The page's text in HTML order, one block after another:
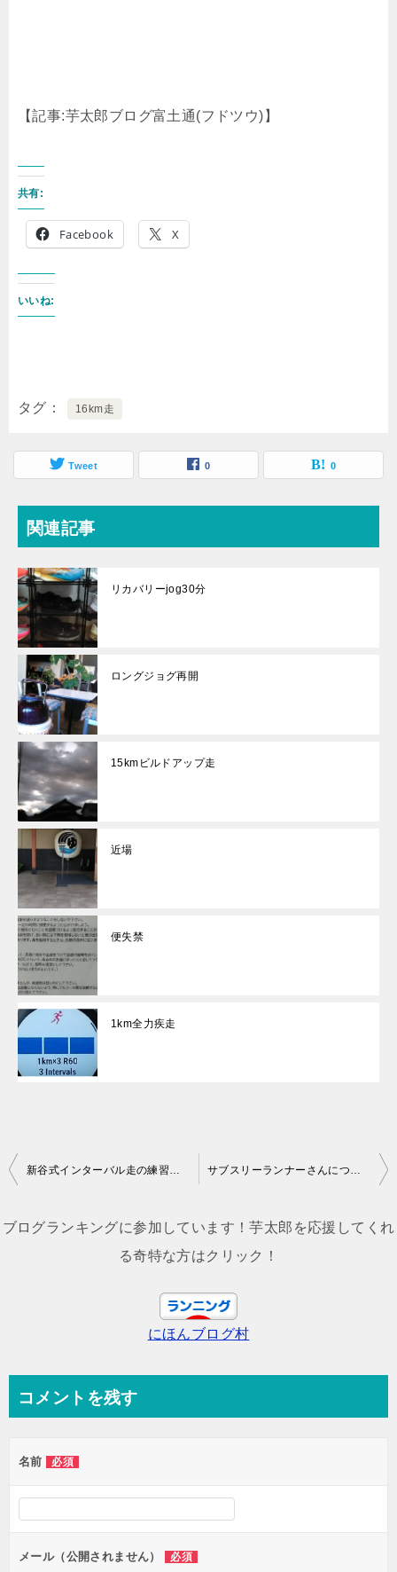
【記事:芋太郎ブログ富土通(フドツウ)】
共有:
Facebook X
いいね:
タグ 16km走
Tweet 0 0
関連記事
リカバリーjog30分
ロングジョグ再開
15kmビルドアップ走
近場
便失禁
1km全力疾走
投
ナ
ン
新谷式インターバル走の練習方法【新谷式：新谷仁美選手】 サブスリーランナーさんについて少し語ってみる
ブログランキングに参加しています！芋太郎を応援してくれ
る奇特な方はクリック！
にほんブログ村
コメントを残す
名前 必須
メール（公開されません） 必須